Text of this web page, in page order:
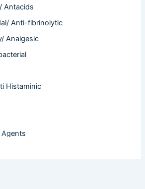
Antacids
Anti-fibrinolytic
Analgesic
Histaminic